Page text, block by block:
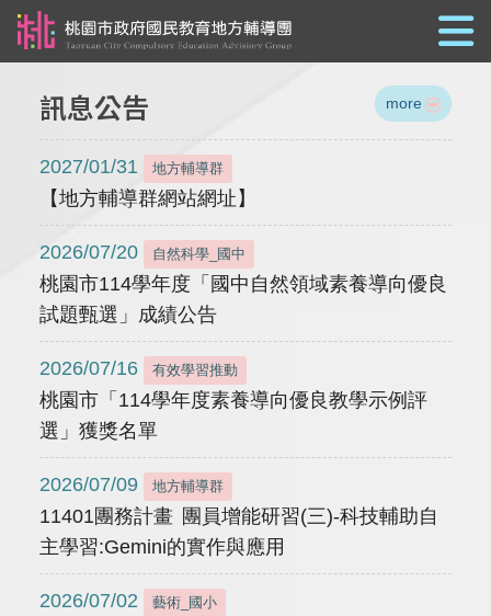
訊息公告 more
2027/01/31 地方輔導群
【地方輔導群網站網址】
2026/07/20 自然科學_國中
桃園市114學年度「國中自然領域素養導向優良
試題甄選」成績公告
2026/07/16 有效學習推動
桃園市「114學年度素養導向優良教學示例評
選」獲獎名單
2026/07/09 地方輔導群
11401團務計畫 團員增能研習(三)-科技輔助自
主學習:Gemini的實作與應用
2026/07/02 藝術_國小